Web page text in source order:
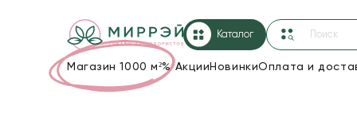
Каталог
Магазин 1000 м²%Акции НовинкиОплата и